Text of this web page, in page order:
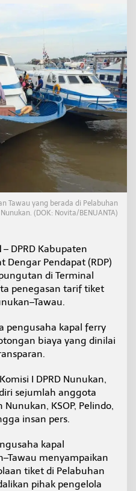
Tawau yang berada di Pelabuhan
(DOK: Novita/BENUANTA)
– DPRD Kabupaten
Dengar Pendapat (RDP)
di Terminal
penegasan tarif tiket
pengusaha kapal ferry
biaya yang dinilai
I DPRD Nunukan,
sejumlah anggota
KSOP, Pelindo,
insan pers.
kapal
menyampaikan
tiket di Pelabuhan
pihak pengelola